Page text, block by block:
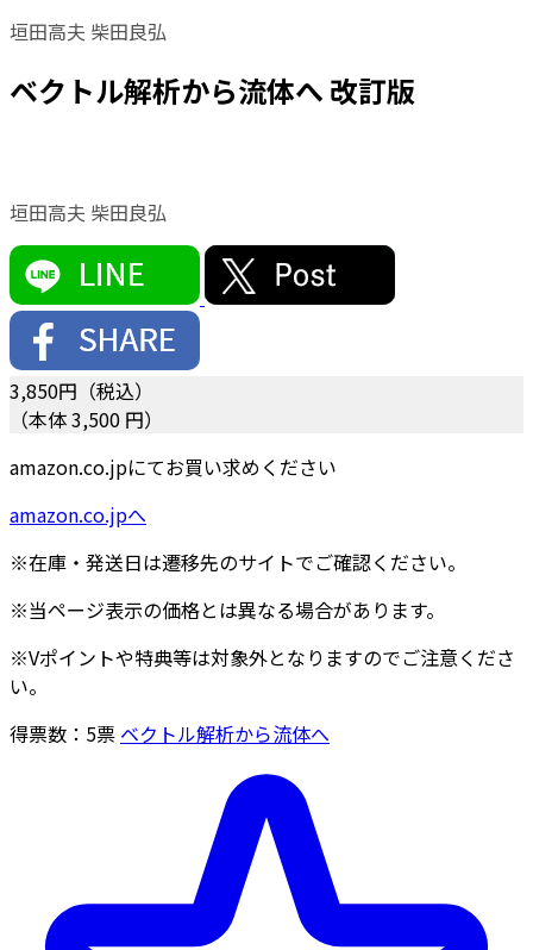
垣田高夫 柴田良弘
ベクトル解析から流体へ 改訂版
垣田高夫 柴田良弘
3,850円（税込）
（本体 3,500 円）
amazon.co.jpにてお買い求めください
amazon.co.jpへ
※在庫・発送日は遷移先のサイトでご確認ください。
※当ページ表示の価格とは異なる場合があります。
※Vポイントや特典等は対象外となりますのでご注意くださ
い。
得票数： 5票 ベクトル解析から流体へ